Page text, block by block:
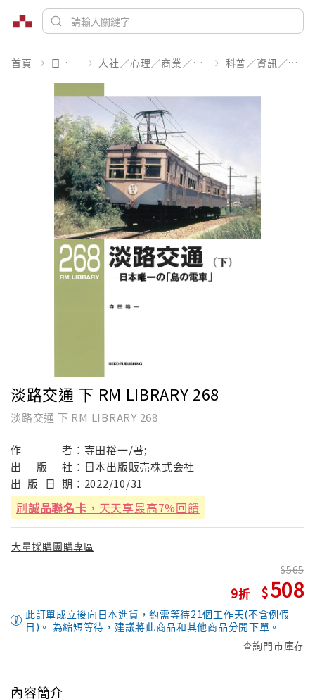
首頁 日文書 人社／心理／商業／其他 科普／資訊／工程
淡路交通 下 RM LIBRARY 268
淡路交通 下 RM LIBRARY 268
作 者： 寺田裕一/著;
出
版 社： 日本出版販売株式会社
出 版 日 期： 2022/10/31
刷誠品聯名卡 ，天天享最高7%回饋
大量採購團購專區
9
565
508
此訂單成立後向日本進貨，約需等待21個工作天(不含例假
日)。 為縮短等待，建議將此商品和其他商品分開下單。
查詢門市庫存
內容簡介